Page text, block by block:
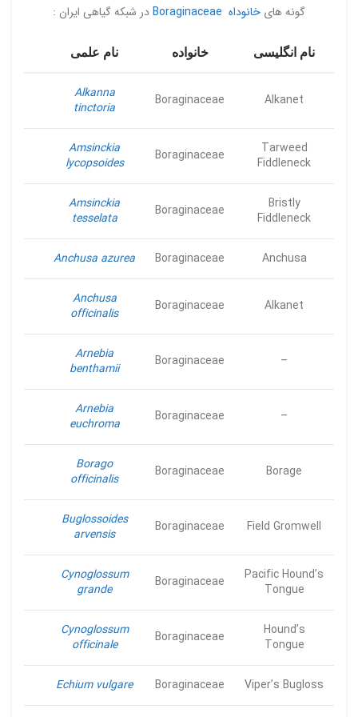
گونه های خانوداه Boraginaceae در شبکه گیاهی ایران :
نام انگلیسی خانواده نام علمی
Alkanet
Boraginaceae
Alkanna
tinctoria
Tarweed
Fiddleneck
Boraginaceae
Amsinckia
lycopsoides
Bristly
Fiddleneck
Boraginaceae
Amsinckia
tesselata
Anchusa
Boraginaceae
Anchusa azurea
Alkanet
Boraginaceae
Anchusa
officinalis
–
Boraginaceae
Arnebia
benthamii
–
Boraginaceae
Arnebia
euchroma
Borage
Boraginaceae
Borago
officinalis
Field Gromwell
Boraginaceae
Buglossoides
arvensis
Pacific Hound’s
Tongue
Boraginaceae
Cynoglossum
grande
Hound’s
Tongue
Boraginaceae
Cynoglossum
officinale
Viper’s Bugloss
Boraginaceae
Echium vulgare